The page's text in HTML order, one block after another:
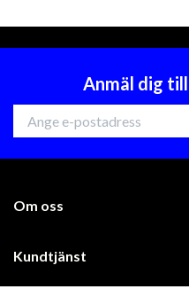
Anmäl dig
Om oss
Kundtjänst